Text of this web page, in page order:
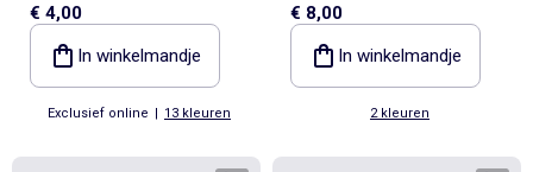
en print
€ 4,00
In winkelmandje
Exclusief online | 13 kleuren
en print
€ 8,00
In winkelmandje
2 kleuren